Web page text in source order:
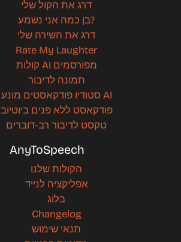
דרג את הקול שלי
בן כמה אני נשמע?
דרג את השירה שלי
Rate My Laughter
קולות AI מפורסמים
תמונה לדיבור
סטודיו פודקאסטים מונע AI
פודקאסט ללא פנים ביוטיוב
טקסט לדיבור רב-דוברים
AnyToSpeech
הקולות שלנו
אפליקציה לנייד
בלוג
Changelog
תנאי שימוש